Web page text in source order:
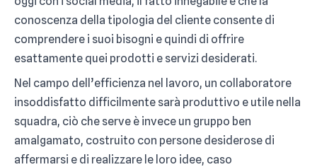
conoscenza della tipologia del cliente consente di
comprendere i suoi bisogni e quindi di offrire
esattamente quei prodotti e servizi desiderati.
Nel campo dell’efficienza nel lavoro, un collaboratore
insoddisfatto difficilmente sarà produttivo e utile nella
squadra, ciò che serve è invece un gruppo ben
amalgamato, costruito con persone desiderose di
affermarsi e di realizzare le loro idee, caso